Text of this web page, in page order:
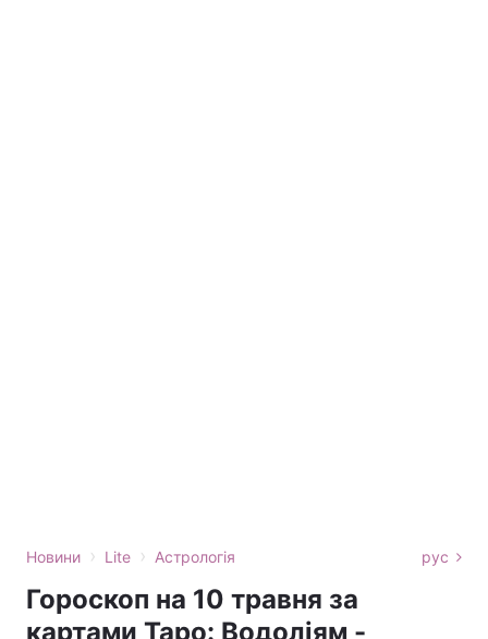
Новини › Lite › Астрологія рус
Гороскоп на 10 травня за
картами Таро: Водоліям -